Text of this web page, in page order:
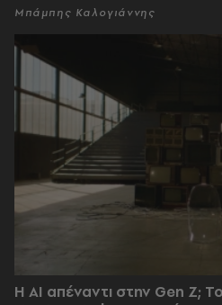
Μπάμπης Καλογιάννης
Η AI απέναντι στην Gen Z;